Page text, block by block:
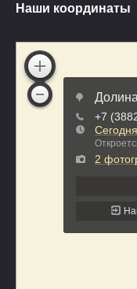
Наши координаты